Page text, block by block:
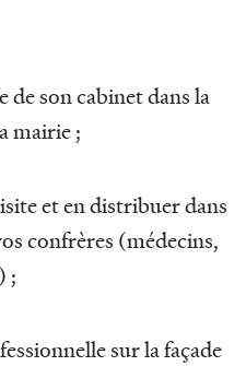
de son cabinet dans la
mairie ;
et en distribuer dans
confrères (médecins,
;
sur la façade